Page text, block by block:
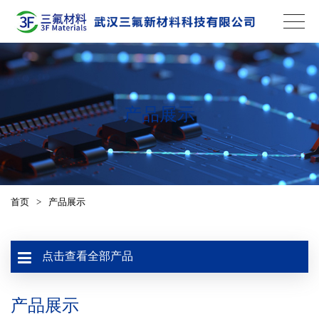
产品展示
首页 > 产品展示
点击查看全部产品
产品展示